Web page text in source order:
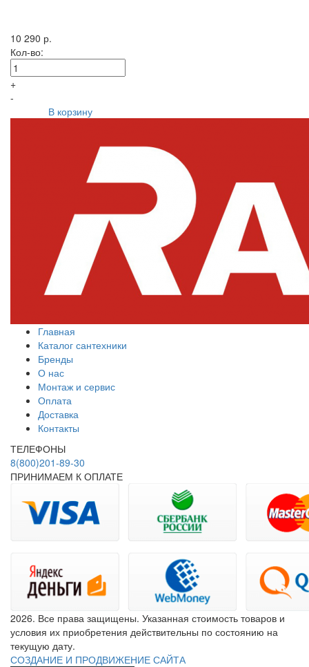
10 290 р.
Кол-во:
+
-
В корзину
Главная
Каталог сантехники
Бренды
О нас
Монтаж и сервис
Оплата
Доставка
Контакты
ТЕЛЕФОНЫ
8(800)201-89-30
ПРИНИМАЕМ К ОПЛАТЕ
2026. Все права защищены. Указанная стоимость товаров и
условия их приобретения действительны по состоянию на
текущую дату.
СОЗДАНИЕ И ПРОДВИЖЕНИЕ САЙТА